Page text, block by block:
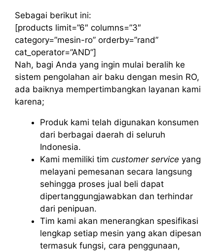
Sebagai berikut ini:
[products limit=”6″ columns=”3″
category=”mesin-ro” orderby=”rand”
cat_operator=”AND”]
Nah, bagi Anda yang ingin mulai beralih ke
sistem pengolahan air baku dengan mesin RO,
ada baiknya mempertimbangkan layanan kami
karena;
Produk kami telah digunakan konsumen
dari berbagai daerah di seluruh
Indonesia.
Kami memiliki tim customer service yang
melayani pemesanan secara langsung
sehingga proses jual beli dapat
dipertanggungjawabkan dan terhindar
dari penipuan.
Tim kami akan menerangkan spesifikasi
lengkap setiap mesin yang akan dipesan
termasuk fungsi, cara penggunaan,